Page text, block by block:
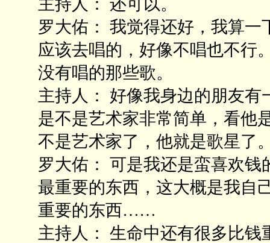
主持人： 还可以。
罗大佑： 我觉得还好，我算
应该去唱的，好像不唱也不行
没有唱的那些歌。
主持人： 好像我身边的朋友
是不是艺术家非常简单，看他
不是艺术家了，他就是歌星了
罗大佑： 可是我还是蛮喜欢
最重要的东西，这大概是我自
重要的东西……
主持人： 生命中还有很多比